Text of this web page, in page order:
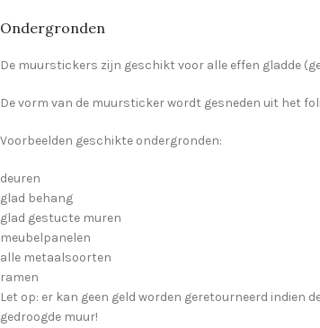
Ondergronden
De muurstickers zijn geschikt voor alle effen gladde
De vorm van de muursticker wordt gesneden uit het
Voorbeelden geschikte ondergronden:
deuren
glad behang
glad gestucte muren
meubelpanelen
alle metaalsoorten
ramen
Let op: er kan geen geld worden geretourneerd
gedroogde muur!